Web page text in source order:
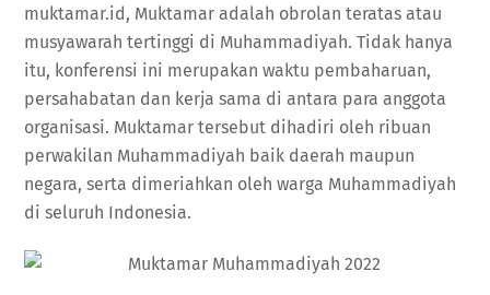
muktamar.id, Muktamar adalah obrolan teratas atau
musyawarah tertinggi di Muhammadiyah. Tidak hanya
itu, konferensi ini merupakan waktu pembaharuan,
persahabatan dan kerja sama di antara para anggota
organisasi. Muktamar tersebut dihadiri oleh ribuan
perwakilan Muhammadiyah baik daerah maupun
negara, serta dimeriahkan oleh warga Muhammadiyah
di seluruh Indonesia.